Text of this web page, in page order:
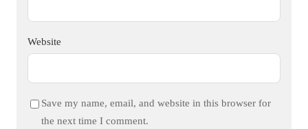
Website
Save my name, email, and website in this browser for
the next time I comment.